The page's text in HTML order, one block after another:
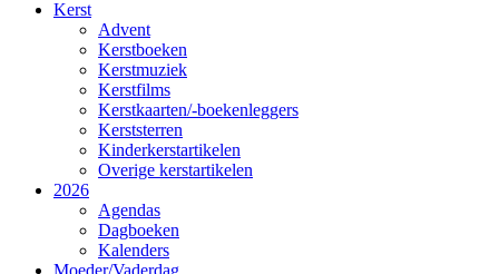
Kerst
Advent
Kerstboeken
Kerstmuziek
Kerstfilms
Kerstkaarten/-boekenleggers
Kerststerren
Kinderkerstartikelen
Overige kerstartikelen
2026
Agendas
Dagboeken
Kalenders
Moeder/Vaderdag